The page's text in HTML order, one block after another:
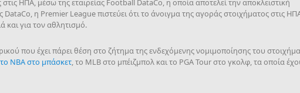
ΗΠΑ, μέσω της εταιρείας Football DataCo, η οποία αποτελεί την αποκλειστική
η Premier League πιστεύει ότι το άνοιγμα της αγοράς στοιχήματος στις
και για τον αθλητισμό.
που έχει πάρει θέση στο ζήτημα της ενδεχόμενης νομιμοποίησης του
NBA στο μπάσκετ, το MLB στο μπέιζμπολ και το PGA Tour στο γκολφ, τα οποία